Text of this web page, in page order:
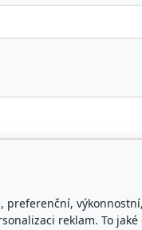
ČMKU
reklam. To jaké